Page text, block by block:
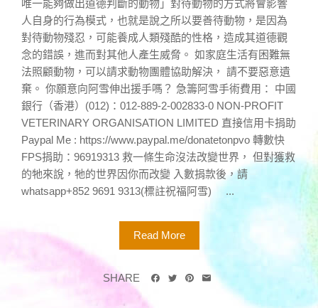
唯一能夠做出道德判斷的動物」對待動物的方式將會影響
人自身的行為模式，也就是說之所以要善待動物，是因為
對待動物殘忍，可能養成人類殘酷的性格，造成其道德觀
念的錯誤，進而對其他人產生威脅。 如家庭生活有困難無
法照顧動物，可以請求動物團體協助解決， 請不要惡意遺
棄。 你願意向阿雪伸出援手嗎？ 急籌阿雪手術費用： 中國
銀行（香港）(012)：012-889-2-002833-0 NON-PROFIT
VETERINARY ORGANISATION LIMITED 直接信用卡捐助
Paypal Me : https://www.paypal.me/donatetonpvo 轉數快
FPS捐助：96919313 救一條生命沒法改變世界， 但對獲救
的牠來說，牠的世界因你而改變 入數捐款後，請
whatsapp+852 9691 9313(標註祝福阿雪) ...
Read More
SHARE